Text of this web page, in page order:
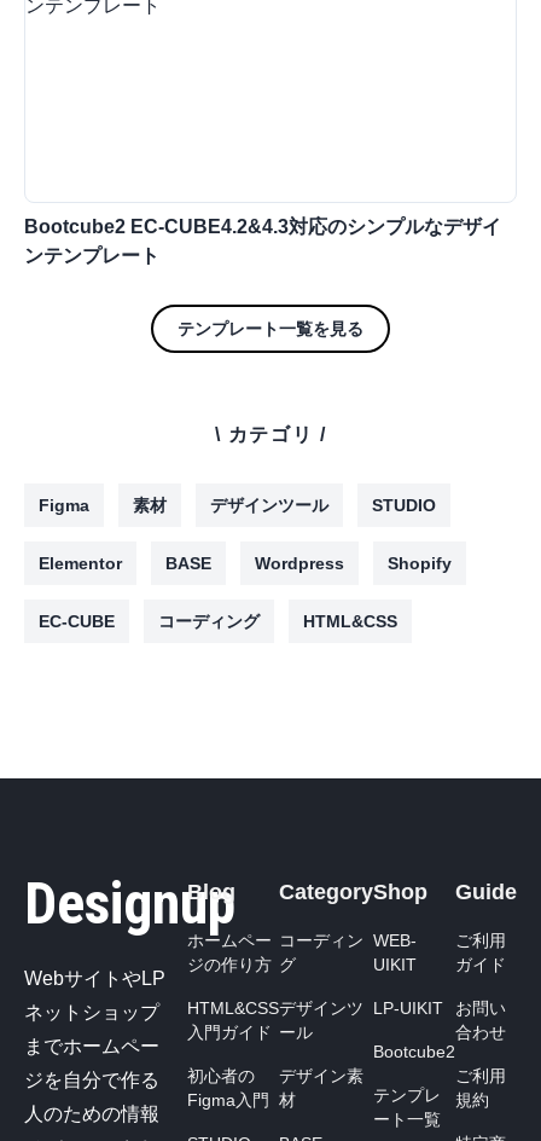
Bootcube2 EC-CUBE4.2&4.3対応のシンプルなデザイ
ンテンプレート
テンプレート一覧を見る
\ カテゴリ /
Figma 素材 デザインツール STUDIO
Elementor BASE Wordpress Shopify
EC-CUBE コーディング HTML&CSS
Designup
WebサイトやLP
ネットショップ
までホームペー
ジを自分で作る
人のための情報
Blog
ホームペー
ジの作り方
HTML&CSS
入門ガイド
初心者の
Figma入門
Category
コーディン
グ
デザインツ
ール
デザイン素
材
Shop
WEB-
UIKIT
LP-UIKIT
Bootcube2
テンプレ
ート一覧
Guide
ご利用
ガイド
お問い
合わせ
ご利用
規約